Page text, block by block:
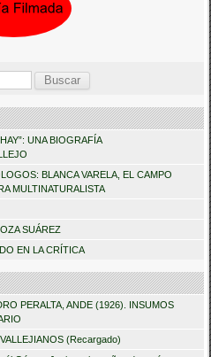
UNA BIOGRAFÍA
BLANCA VARELA, EL CAMPO
MULTINATURALISTA
SUÁREZ
EN LA CRÍTICA
PERALTA, ANDE (1926). INSUMOS
(Recargado)